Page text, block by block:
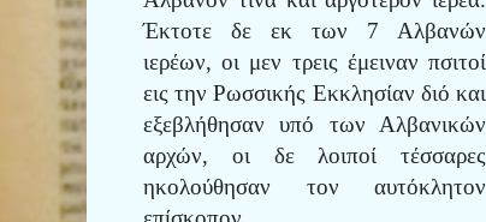
Έκτοτε δε εκ των 7 Αλβανών
ιερέων, οι μεν τρεις έμειναν πσιτοί
εις την Ρωσσικής Εκκλησίαν διό και
εξεβλήθησαν υπό των Αλβανικών
αρχών, οι δε λοιποί τέσσαρες
ηκολούθησαν τον αυτόκλητον